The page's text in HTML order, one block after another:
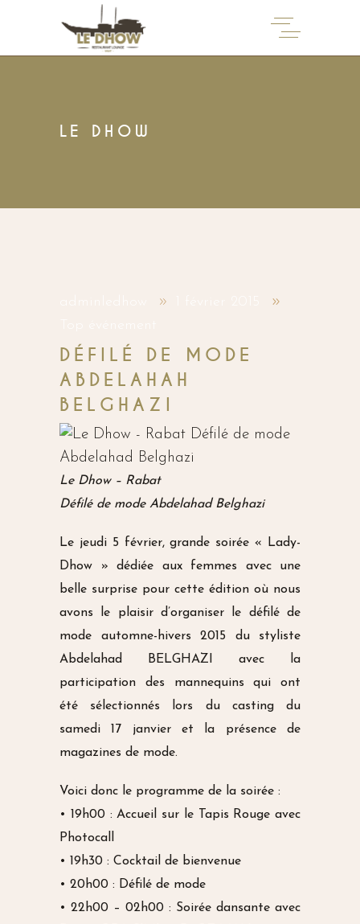
LE DHOW
DÉFILÉ DE MODE
ABDELAHAH
BELGHAZI
Le Dhow – Rabat
Défilé de mode Abdelahad Belghazi
Le jeudi 5 février, grande soirée « Lady-
Dhow » dédiée aux femmes avec une
belle surprise pour cette édition où nous
avons le plaisir d’organiser le défilé de
mode automne-hivers 2015 du styliste
Abdelahad BELGHAZI avec la
participation des mannequins qui ont
été sélectionnés lors du casting du
samedi 17 janvier et la présence de
magazines de mode.
Voici donc le programme de la soirée :
• 19h00 : Accueil sur le Tapis Rouge avec
Photocall
• 19h30 : Cocktail de bienvenue
• 20h00 : Défilé de mode
• 22h00 – 02h00 : Soirée dansante avec